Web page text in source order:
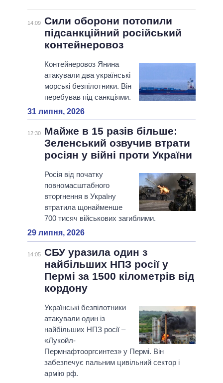
14:09 Сили оборони потопили
підсанкційний російський
контейнеровоз
Контейнеровоз Янина
атакували два українські
морські безпілотники. Він
перебував під санкціями.
31 липня, 2026
12:30
Майже в 15 разів більше:
Зеленський озвучив втрати
росіян у війні проти України
Росія від початку
повномасштабного
вторгнення в Україну
втратила щонайменше
700 тисяч військових загиблими.
29 липня, 2026
14:05 СБУ уразила один з
найбільших НПЗ росії у
Пермі за 1500 кілометрів від
кордону
Українські безпілотники
атакували один із
найбільших НПЗ росії –
«Лукойл-
Пермнафтооргсинтез» у Пермі. Він
забезпечує пальним цивільний сектор і
армію рф.